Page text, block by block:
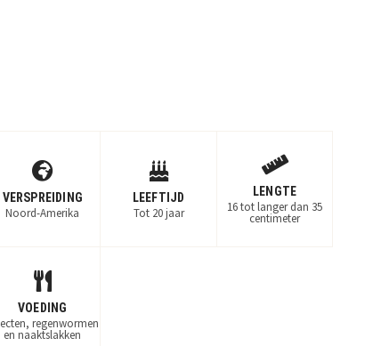
VERSPREIDING
Noord-Amerika
LEEFTIJD
Tot 20 jaar
LENGTE
16 tot langer dan 35
centimeter
VOEDING
regenwormen
en naaktslakken